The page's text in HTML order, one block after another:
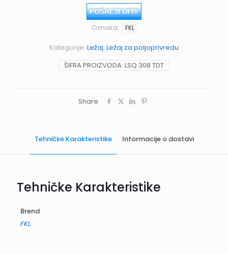
POŠALJI UPIT
ŠIFRA PROIZVODA: LSQ 308 TDT
Kategorije: Ležaj, Ležaj za poljoprivredu
Oznaka: FKL
Share
Tehničke Karakteristike Informacije o dostavi
Tehničke Karakteristike
Brend
FKL